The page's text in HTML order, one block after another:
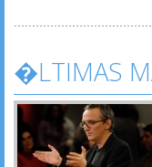
�LTIMAS